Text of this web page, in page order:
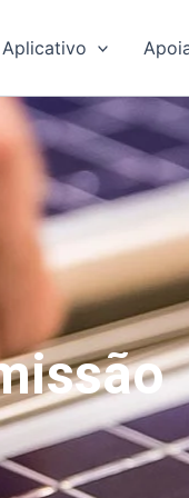
Aplicativo